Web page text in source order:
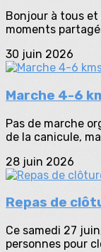
Bonjour à tous
moments
30 juin 2026
Marche 4-6
Pas de marche
de la canicule,
28 juin 2026
Repas de
Ce samedi 27
personnes pour